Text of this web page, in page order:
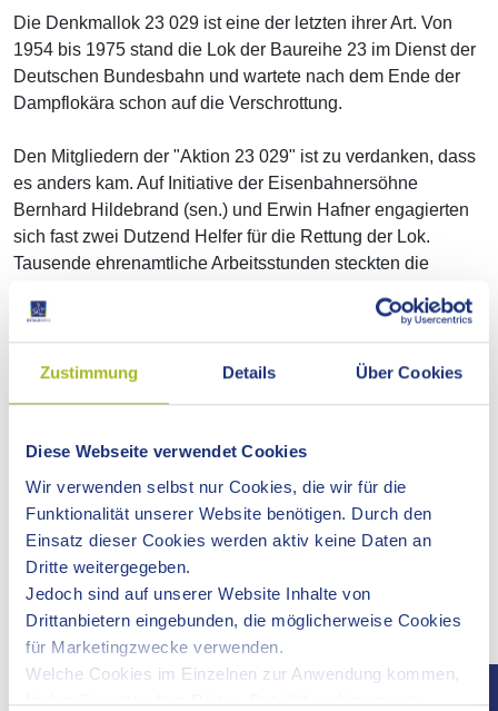
Zustimmung Details Über Cookies
Diese Webseite verwendet Cookies
Wir verwenden selbst nur Cookies, die wir für die
Funktionalität unserer Website benötigen. Durch den
Einsatz dieser Cookies werden aktiv keine Daten an
Dritte weitergegeben.
Jedoch sind auf unserer Website Inhalte von
Drittanbietern eingebunden, die möglicherweise Cookies
für Marketingzwecke verwenden.
Welche Cookies im Einzelnen zur Anwendung kommen,
finden Sie unter dem Reiter „Details“ und in unserer
Die Denkmallok 23 029 ist eine der letzten ihrer Art. Von
1954 bis 1975 stand die Lok der Baureihe 23 im Dienst der
Deutschen Bundesbahn und wartete nach dem Ende der
Dampflokära schon auf die Verschrottung.
Den Mitgliedern der "Aktion 23 029" ist zu verdanken, dass
es anders kam. Auf Initiative der Eisenbahnersöhne
Bernhard Hildebrand (sen.) und Erwin Hafner engagierten
sich fast zwei Dutzend Helfer für die Rettung der Lok.
Tausende ehrenamtliche Arbeitsstunden steckten die
Ludwig Raubacher in die Restaurierung, bis die Dampflok
am 30. August 1980 runderneuert an den Landkreis
übergeben wurde.
dem Aalener Berufsschulzentrum – als ein
beeindruckendes Technikdenkmal, aber auch als
Erinnerung an die lange Eisenbahnertradition in Aalen.